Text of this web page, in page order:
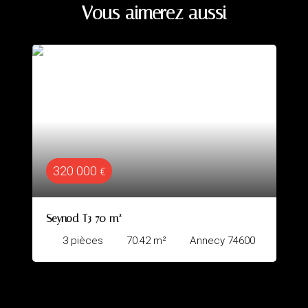
Vous aimerez aussi
Annecy 74600
4pièces 78.8